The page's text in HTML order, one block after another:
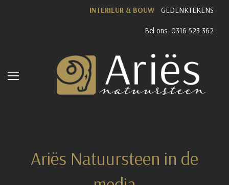
INTERIEUR & BOUW GEDENKTEKENS
Bel ons: 0316 523 362
Ariës Natuursteen in de